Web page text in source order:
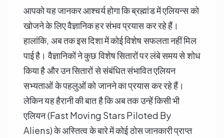
आपको यह जानकर आश्चर्य होगा कि ब्रह्मांड में एलियन्स को
खोजने के लिए वैज्ञानिक हर संभव प्रयास कर रहे हैं।
हालांकि, अब तक इस दिशा में कोई विशेष सफलता नहीं मिल
पाई है। वैज्ञानिकों ने कुछ विशेष सितारों पर लंबे समय से शोध
किया है और उन सितारों से संबंधित संभावित एलियन
सभ्यताओं के पहलुओं को जानने का प्रयास कर रहे हैं।
लेकिन यह हैरानी की बात है कि अब तक उन्हें किसी भी
एलियन (Fast Moving Stars Piloted By
Aliens) के अस्तित्व के बारे में कोई ठोस जानकारी प्राप्त